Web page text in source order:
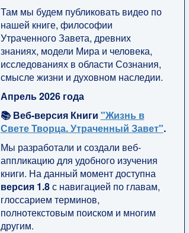
Там мы будем публиковать видео по
нашей книге, философии
Утраченного Завета, древних
знаниях, модели Мира и человека,
исследованиях в области Сознания,
смысле жизни и духовном наследии.
Апрель 2026 года
📚 Веб-версия Книги "Жизнь в
Свете Творца. Утраченный Завет".
Мы разработали и создали веб-
аппликацию для удобного изучения
книги. На данный момент доступна
версия 1.8с навигацией по главам,
глоссарием терминов,
полнотекстовым поиском и многим
другим.